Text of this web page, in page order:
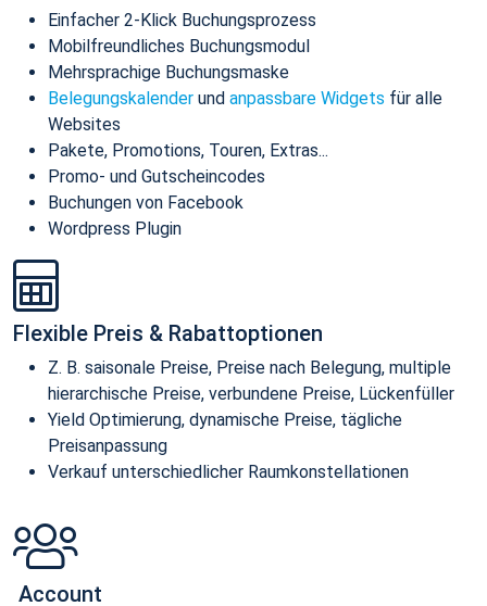
Einfacher 2-Klick Buchungsprozess
Mobilfreundliches Buchungsmodul
Mehrsprachige Buchungsmaske
Belegungskalender und anpassbare Widgets für alle
Websites
Pakete, Promotions, Touren, Extras...
Promo- und Gutscheincodes
Buchungen von Facebook
Wordpress Plugin
Flexible Preis & Rabattoptionen
Z. B. saisonale Preise, Preise nach Belegung, multiple
hierarchische Preise, verbundene Preise, Lückenfüller
Yield Optimierung, dynamische Preise, tägliche
Preisanpassung
Verkauf unterschiedlicher Raumkonstellationen
Account